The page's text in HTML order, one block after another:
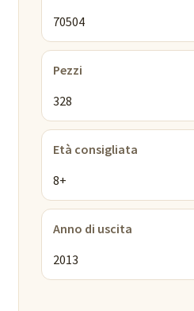
70504
Pezzi
328
Età consigliata
8+
Anno di uscita
2013